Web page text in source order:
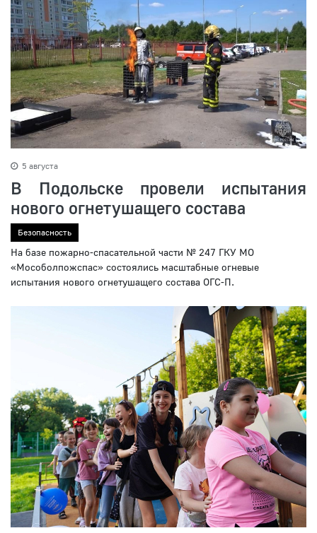
5 августа
В Подольске провели испытания
нового огнетушащего состава
Безопасность
На базе пожарно-спасательной части № 247 ГКУ МО
«Мособолпожспас» состоялись масштабные огневые
испытания нового огнетушащего состава ОГС-П.